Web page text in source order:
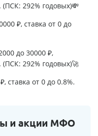
(ПСК: 292% годовых)💸
₽, ставка от 0 до
до 30000 ₽,
(ПСК: 292% годовых)🚀
ставка от 0 до 0.8%.
и акции МФО